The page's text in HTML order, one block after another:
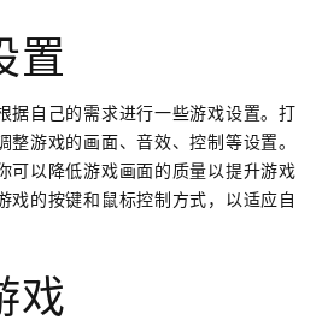
置
据自己的需求进行一些游戏设置。打
整游戏的画面、音效、控制等设置。
可以降低游戏画面的质量以提升游戏
戏的按键和鼠标控制方式，以适应自
戏